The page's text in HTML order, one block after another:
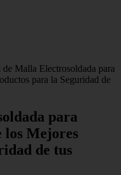
de Malla Electrosoldada para
para la Seguridad de
para
los Mejores
de tus